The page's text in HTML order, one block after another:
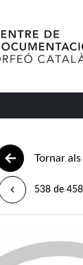
Tornar
538 de